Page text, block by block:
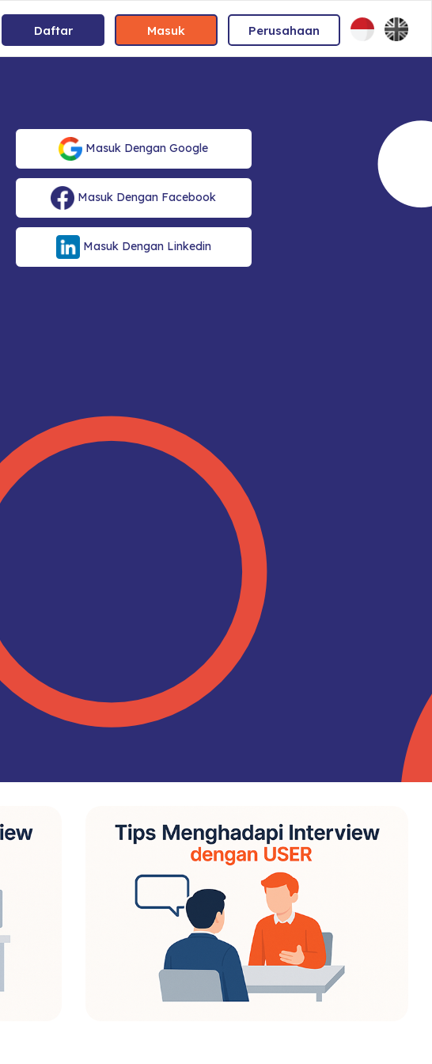
Daftar Masuk Perusahaan
Masuk Dengan Google
Masuk Dengan Facebook
Masuk Dengan Linkedin